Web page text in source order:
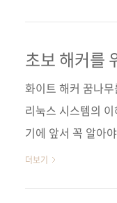
장을 읽고 거의 모
익히고 싶은 사람
초보 해커를
화이트 해커 꿈나
리눅스 시스템의
기에 앞서 꼭 알아
으로 실습하므로,
더보기